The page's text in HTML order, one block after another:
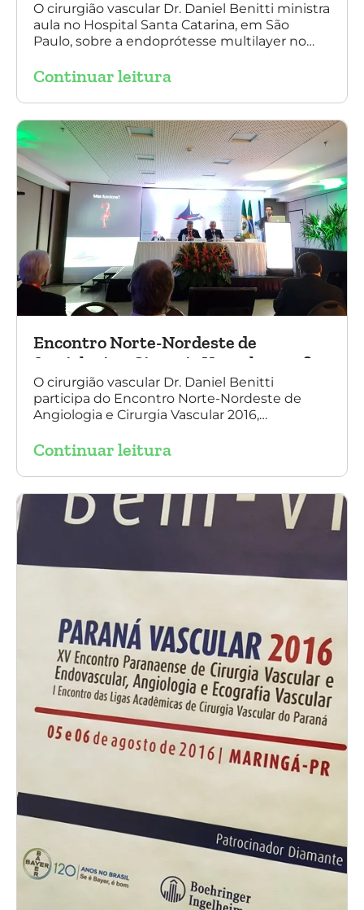
O cirurgião vascular Dr. Daniel Benitti ministra
aula no Hospital Santa Catarina, em São
Paulo, sobre a endoprótesse multilayer no
experiência nacional e mundial com esta
Daniel Benitti e à direita Dr. Carlos Alberto
Fernandes Costa)
Continuar leitura
Encontro Norte-Nordeste de
Angiologia e Cirurgia Vascular 2016
O cirurgião vascular Dr. Daniel Benitti
participa do Encontro Norte-Nordeste de
Angiologia e Cirurgia Vascular 2016,
aneurisma da Aorta.
Continuar leitura